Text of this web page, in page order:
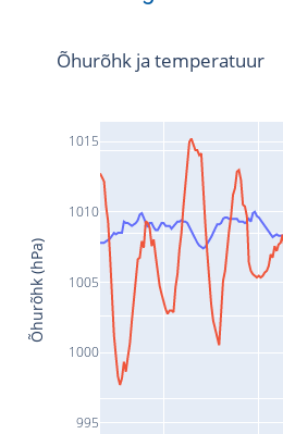
995
1000
1005
1010
1015
Õhurõhk ja temperatuur
Õhurõhk (hPa)